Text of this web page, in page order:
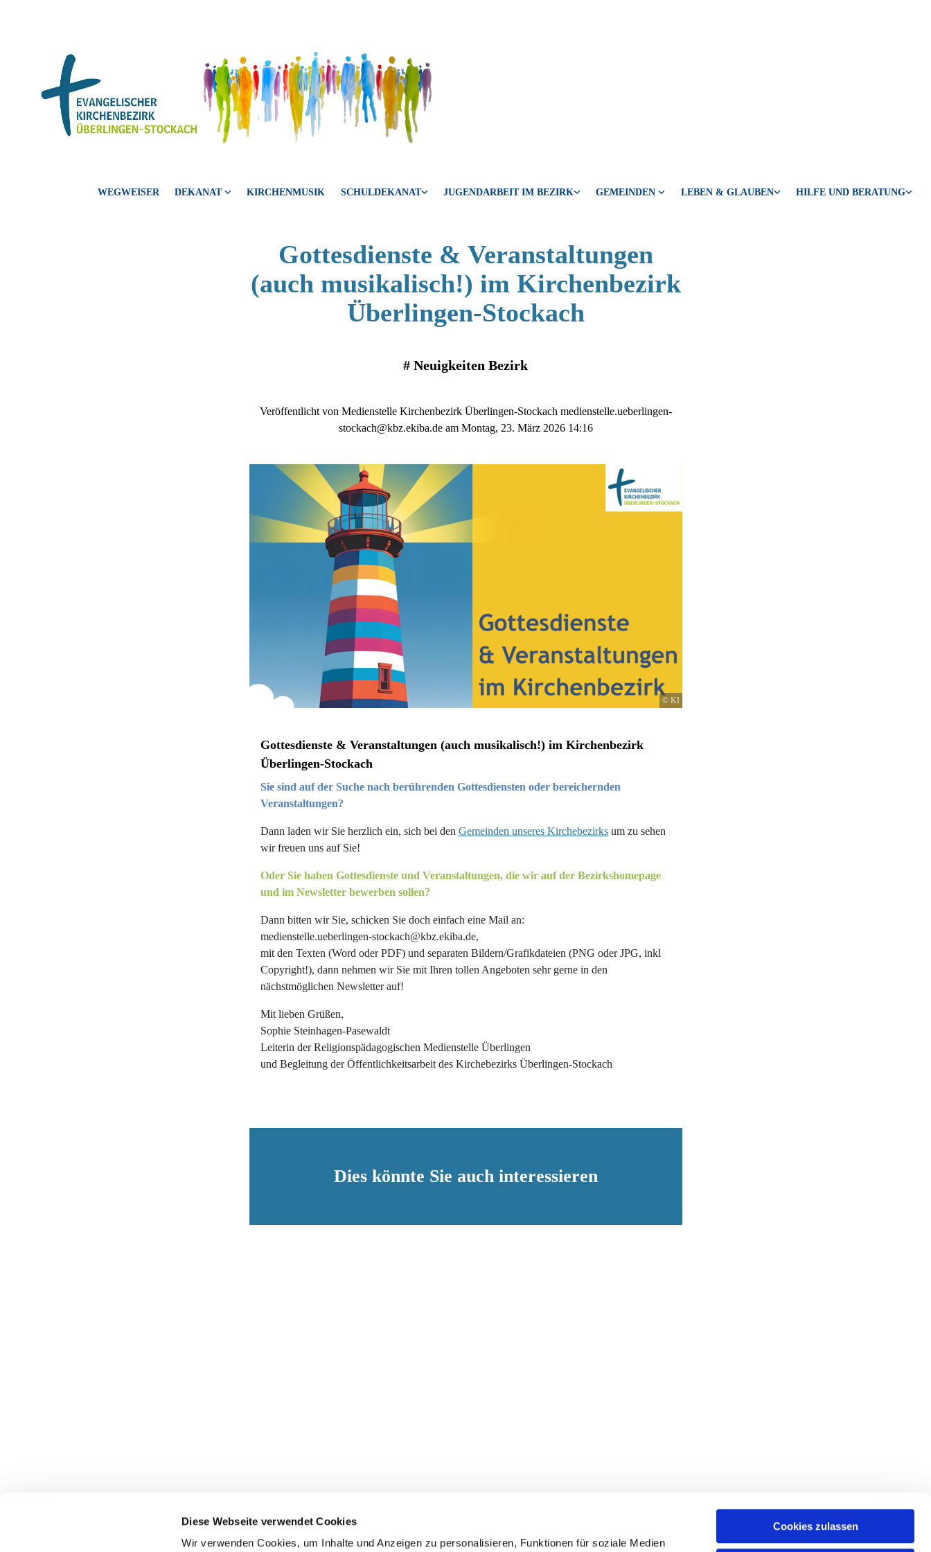
Diese Webseite verwendet Cookies
Wir verwenden Cookies, um Inhalte und Anzeigen zu personalisieren, Funktionen für soziale Medien
Cookies zulassen
WEGWEISER DEKANAT KIRCHENMUSIK SCHULDEKANAT JUGENDARBEIT IM BEZIRK GEMEINDEN LEBEN & GLAUBEN HILFE UND BERATUNG
Gottesdienste & Veranstaltungen
(auch musikalisch!) im Kirchenbezirk
Überlingen-Stockach
# Neuigkeiten Bezirk
Veröffentlicht von Medienstelle Kirchenbezirk Überlingen-Stockach medienstelle.ueberlingen-
stockach@kbz.ekiba.de am Montag, 23. März 2026 14:16
© KI
Gottesdienste & Veranstaltungen (auch musikalisch!) im Kirchenbezirk
Überlingen-Stockach
Sie sind auf der Suche nach berührenden Gottesdiensten oder bereichernden
Veranstaltungen?
Dann laden wir Sie herzlich ein, sich bei den Gemeinden unseres Kirchebezirksum zu sehen
wir freuen uns auf Sie!
Oder Sie haben Gottesdienste und Veranstaltungen, die wir auf der Bezirkshomepage
und im Newsletter bewerben sollen?
Dann bitten wir Sie, schicken Sie doch einfach eine Mail an:
medienstelle.ueberlingen-stockach@kbz.ekiba.de,
mit den Texten (Word oder PDF) und separaten Bildern/Grafikdateien (PNG oder JPG, inkl
Copyright!), dann nehmen wir Sie mit Ihren tollen Angeboten sehr gerne in den
nächstmöglichen Newsletter auf!
Mit lieben Grüßen,
Sophie Steinhagen-Pasewaldt
Leiterin der Religionspädagogischen Medienstelle Überlingen
und Begleitung der Öffentlichkeitsarbeit des Kirchebezirks Überlingen-Stockach
Dies könnte Sie auch interessieren